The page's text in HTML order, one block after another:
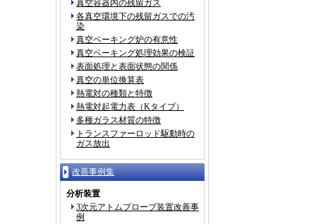
真空容器内の残留ガス
各真空環境下の残留ガスでの汚
染
真空ベーキング炉の有意性
真空ベーキング処理効果の検証
表面処理と表面状態の関係
真空の単位換算表
熱電対の種類と特徴
熱電対起電力表（Kタイプ）
多種ガラス材質の特徴
トランスファーロッド駆動時の
ガス放出
改善事例集
分析装置
3次元アトムプローブ装置改善事
例